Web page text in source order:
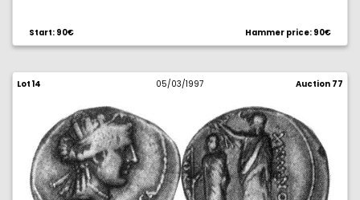
Start: 90€ Hammer price: 90€
Lot 14 05/03/1997 Auction 77